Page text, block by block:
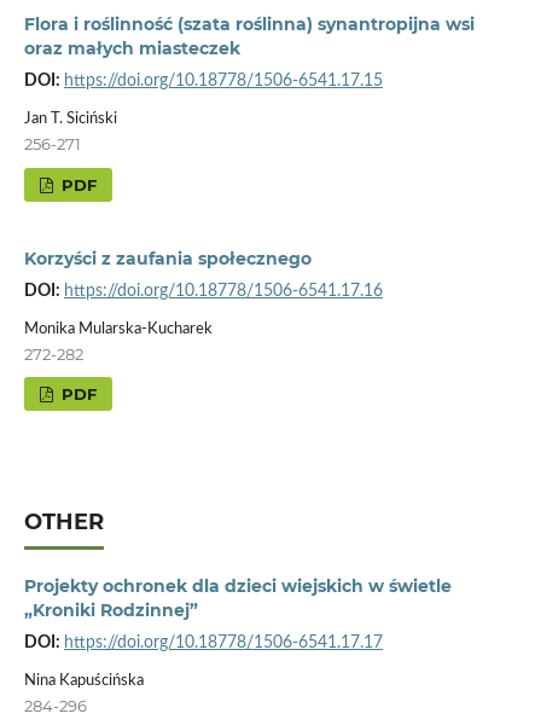
Flora i roślinność (szata roślinna) synantropijna wsi
oraz małych miasteczek
DOI: https://doi.org/10.18778/1506-6541.17.15
Jan T. Siciński
256-271
PDF
Korzyści z zaufania społecznego
DOI: https://doi.org/10.18778/1506-6541.17.16
Monika Mularska-Kucharek
272-282
PDF
OTHER
Projekty ochronek dla dzieci wiejskich w świetle
„Kroniki Rodzinnej”
DOI: https://doi.org/10.18778/1506-6541.17.17
Nina Kapuścińska
284-296